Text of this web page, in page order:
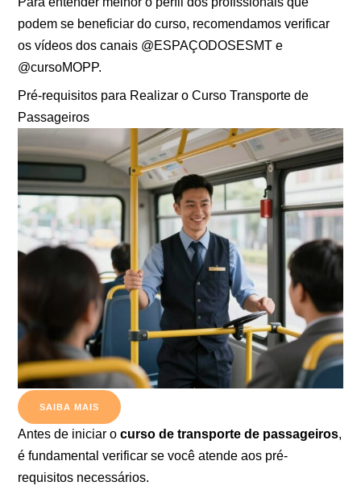
podem se beneficiar do curso, recomendamos verificar
os vídeos dos canais @ESPAÇODOSESMT e
@cursoMOPP.
Pré-requisitos para Realizar o Curso Transporte de
Passageiros
SAIBA MAIS
Antes de iniciar ocurso de transporte de passageiros,
é fundamental verificar se você atende aos pré-
requisitos necessários.